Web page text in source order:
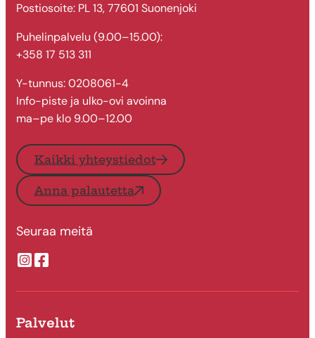
Postiosoite: PL 13, 77601 Suonenjoki
Puhelinpalvelu (9.00–15.00):
+358 17 513 311
Y-tunnus: 0208061-4
Info-piste ja ulko-ovi avoinna
ma–pe klo 9.00–12.00
Kaikki yhteystiedot
Anna palautetta
Seuraa meitä
Suonenjoen kaupungin Instragram
Suonenjoen kaupungin Facebook
Palvelut